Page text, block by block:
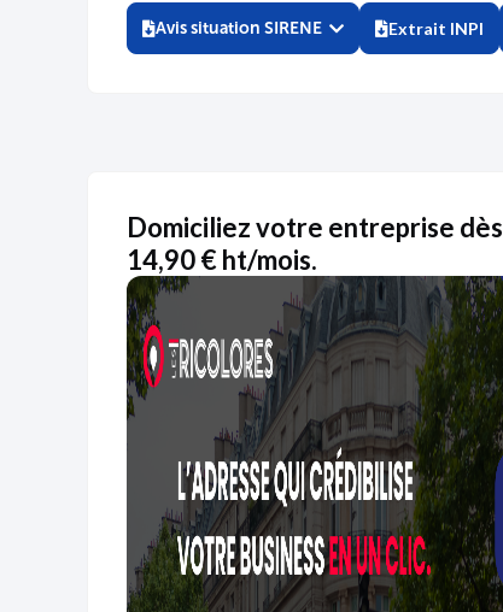
Avis situation SIRENE Extrait INPI
Domiciliez votre entreprise dès
14,90 € ht/mois.